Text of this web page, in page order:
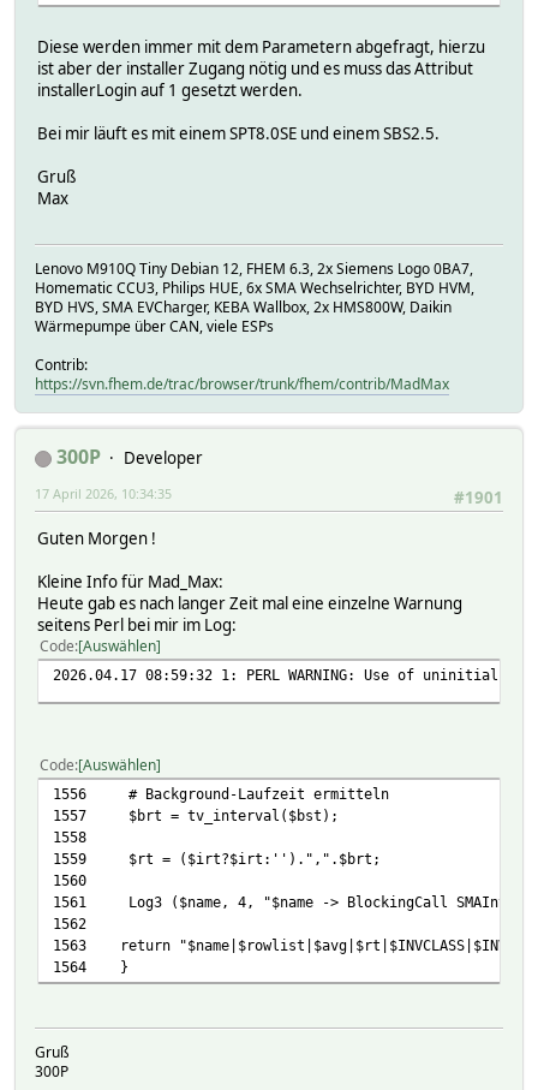
Diese werden immer mit dem Parametern abgefragt, hierzu
ist aber der installer Zugang nötig und es muss das Attribut
installerLogin auf 1 gesetzt werden.
Bei mir läuft es mit einem SPT8.0SE und einem SBS2.5.
Gruß
Max
Lenovo M910Q Tiny Debian 12, FHEM 6.3, 2x Siemens Logo 0BA7,
Homematic CCU3, Philips HUE, 6x SMA Wechselrichter, BYD HVM,
BYD HVS, SMA EVCharger, KEBA Wallbox, 2x HMS800W, Daikin
Wärmepumpe über CAN, viele ESPs
Contrib:
https://svn.fhem.de/trac/browser/trunk/fhem/contrib/MadMax
300P
Developer
#1901
17 April 2026, 10:34:35
Guten Morgen !
Kleine Info für Mad_Max:
Heute gab es nach langer Zeit mal eine einzelne Warnung
seitens Perl bei mir im Log:
Code Auswählen
2026.04.17 08:59:32 1: PERL WARNING: Use of
Code Auswählen
1556
# Background-Laufzeit ermitteln
1557
$brt = tv_interval($bst);
1558
1559
$rt = ($irt?$irt:'').",".$brt;
1560
1561
Log3 ($name, 4, "$name -> BlockingCall
1562
1563
return
1564
}
Gruß
300P